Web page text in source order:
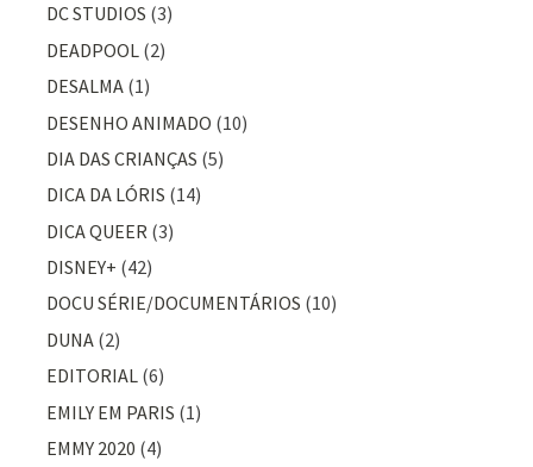
DC STUDIOS (3)
DEADPOOL (2)
DESALMA (1)
DESENHO ANIMADO (10)
DIA DAS CRIANÇAS (5)
DICA DA LÓRIS (14)
DICA QUEER (3)
DISNEY+ (42)
DOCU SÉRIE/DOCUMENTÁRIOS (10)
DUNA (2)
EDITORIAL (6)
EMILY EM PARIS (1)
EMMY 2020 (4)